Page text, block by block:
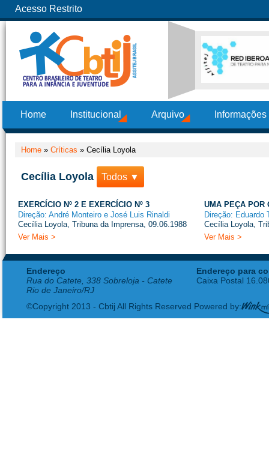
Acesso Restrito
Home Institucional Arquivo
Home » Críticas » Cecília Loyola
Cecília Loyola Todos ▼
EXERCÍCIO Nº 2 E EXERCÍCIO Nº 3
Direção: André Monteiro e José Luis Rinaldi
Cecília Loyola, Tribuna da Imprensa, 09.06.1988
Ver Mais >
UMA PEÇA POR
Direção: Eduardo
Cecília Loyola,
Ver Mais >
Endereço
Rua do Catete, 338 Sobreloja - Catete
Rio de Janeiro/RJ
Endereço para
Caixa Postal
©Copyright 2013 - Cbtij All Rights Reserved Powered by: